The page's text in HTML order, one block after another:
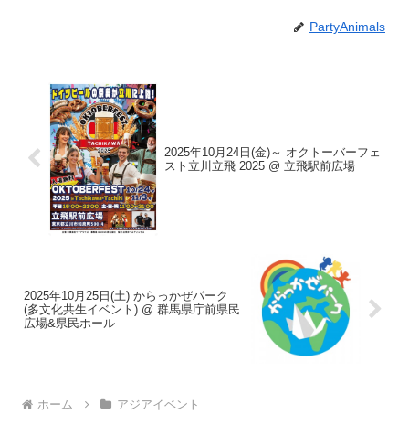
PartyAnimals
2025年10月24日(金)～ オクトーバーフェ
スト立川立飛 2025 @ 立飛駅前広場
2025年10月25日(土) からっかぜパーク
(多文化共生イベント) @ 群馬県庁前県民
広場&県民ホール
ホーム アジアイベント